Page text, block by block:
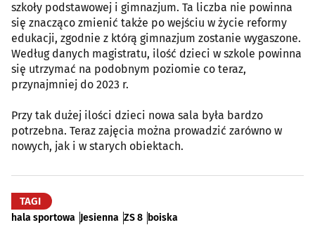
szkoły podstawowej i gimnazjum. Ta liczba nie powinna
się znacząco zmienić także po wejściu w życie reformy
edukacji, zgodnie z którą gimnazjum zostanie wygaszone.
Według danych magistratu, ilość dzieci w szkole powinna
się utrzymać na podobnym poziomie co teraz,
przynajmniej do 2023 r.
Przy tak dużej ilości dzieci nowa sala była bardzo
potrzebna. Teraz zajęcia można prowadzić zarówno w
nowych, jak i w starych obiektach.
TAGI
hala sportowa Jesienna ZS 8 boiska